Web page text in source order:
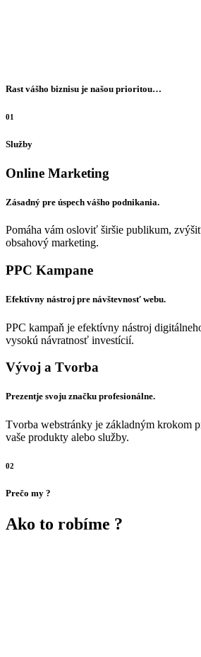
Rast vášho biznisu je našou prioritou…
01
Služby
Online Marketing
Zásadný pre úspech vášho podnikania.
Pomáha vám osloviť širšie publikum,
obsahový marketing.
PPC Kampane
Efektívny nástroj pre návštevnosť webu.
PPC kampaň je efektívny nástroj
vysokú návratnosť investícií.
Vývoj a Tvorba
Prezentje svoju značku profesionálne.
Tvorba webstránky je základným krokom
vaše produkty alebo služby.
02
Prečo my ?
Ako to robíme ?